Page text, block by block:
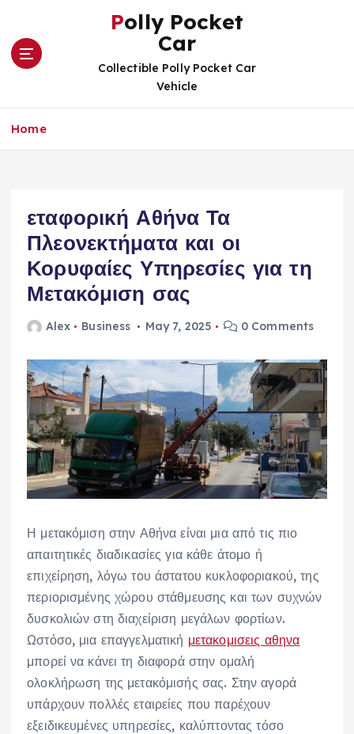
n
Polly Pocket
Car
Collectible Polly Pocket Car
Vehicle
Home
εταφορική Αθήνα Τα
Πλεονεκτήματα και οι
Κορυφαίες Υπηρεσίες για τη
Μετακόμιση σας
Alex Business May 7, 2025 0 Comments
Η μετακόμιση στην Αθήνα είναι μια από τις πιο
απαιτητικές διαδικασίες για κάθε άτομο ή
επιχείρηση, λόγω του άστατου κυκλοφοριακού, της
περιορισμένης χώρου στάθμευσης και των συχνών
δυσκολιών στη διαχείριση μεγάλων φορτίων.
Ωστόσο, μια επαγγελματική μετακομισεις αθηνα
μπορεί να κάνει τη διαφορά στην ομαλή
ολοκλήρωση της μετακόμισής σας. Στην αγορά
υπάρχουν πολλές εταιρείες που παρέχουν
εξειδικευμένες υπηρεσίες, καλύπτοντας τόσο